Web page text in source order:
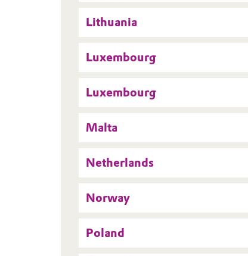
Lithuania
Luxembourg
Luxembourg
Malta
Netherlands
Norway
Poland